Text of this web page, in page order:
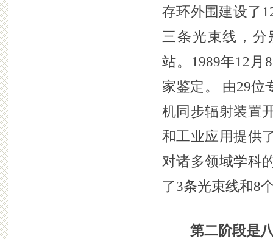
存环外围建设了
三条光束线，分
站。1989年12月
家鉴定。 由29位
机同步辐射装置
和工业应用提供
对诸多领域学科
了3条光束线和8
第二阶段是